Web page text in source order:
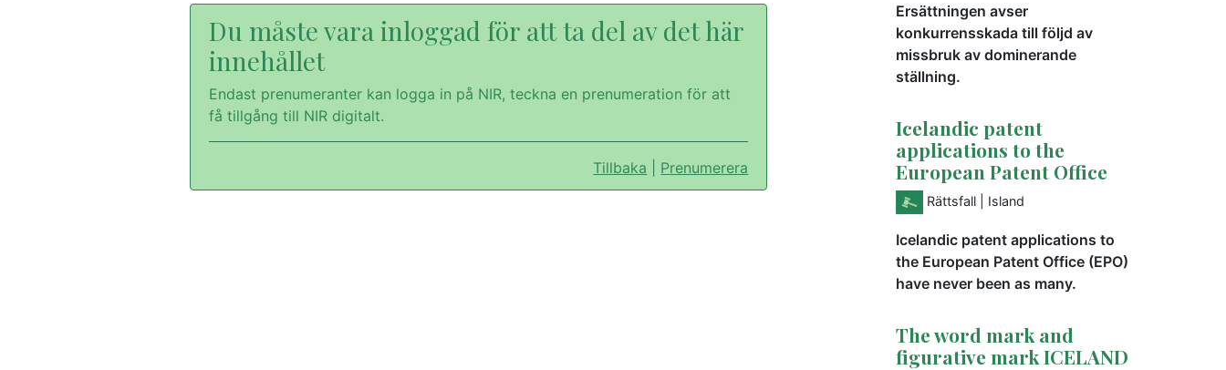
Du måste vara inloggad för att ta del av det här
innehållet
Endast prenumeranter kan logga in på NIR, teckna en prenumeration för att
få tillgång till NIR digitalt.
Tillbaka Prenumerera
Ersättningen avser
konkurrensskada till följd av
missbruk av dominerande
ställning.
Icelandic patent
applications to the
European Patent Office
Rättsfall | Island
Icelandic patent applications to
the European Patent Office (EPO)
have never been as many.
The word mark and
figurative mark ICELAND